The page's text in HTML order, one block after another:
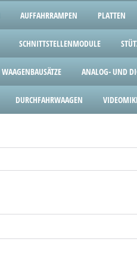
AUFFAHRRAMPEN PLATTEN
SCHNITTSTELLENMODULE
WAAGENBAUSÄTZE ANALOG- UND
DURCHFAHRWAAGEN